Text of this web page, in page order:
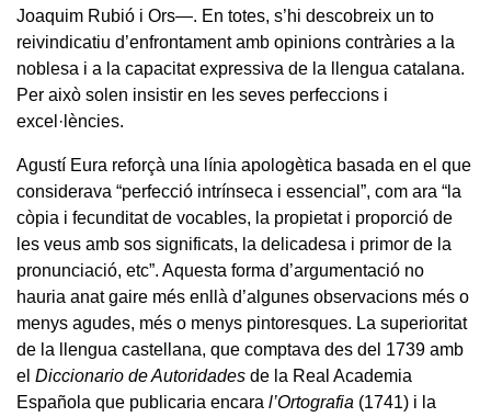
Joaquim Rubió i Ors—. En totes, s’hi descobreix un to
reivindicatiu d’enfrontament amb opinions contràries a la
noblesa i a la capacitat expressiva de la llengua catalana.
Per això solen insistir en les seves perfeccions i
excel·lències.
Agustí Eura reforçà una línia apologètica basada en el que
considerava “perfecció intrínseca i essencial”, com ara “la
còpia i fecunditat de vocables, la propietat i proporció de
les veus amb sos significats, la delicadesa i primor de la
pronunciació, etc”. Aquesta forma d’argumentació no
hauria anat gaire més enllà d’algunes observacions més o
menys agudes, més o menys pintoresques. La superioritat
de la llengua castellana, que comptava des del 1739 amb
el Diccionario de Autoridades de la Real Academia
Española que publicaria encara l’Ortografia (1741) i la